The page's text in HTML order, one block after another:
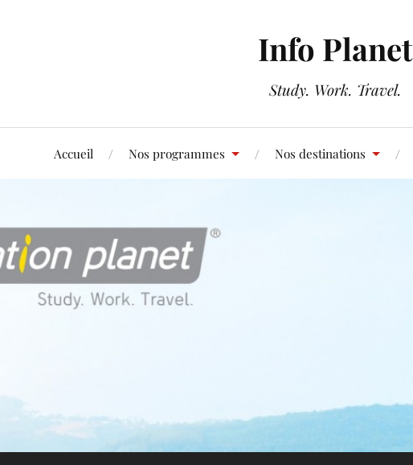
Info Planet
Study. Work. Travel.
Accueil Nos programmes Nos destinations